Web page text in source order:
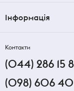
Інформація
Контакти
(044) 286 15
(098) 606